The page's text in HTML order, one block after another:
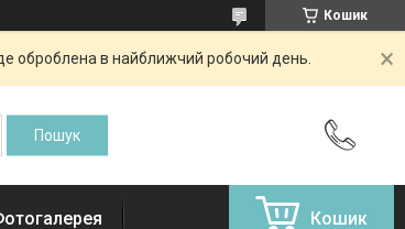
Кошик
оброблена в найближчий робочий день.
Кошик